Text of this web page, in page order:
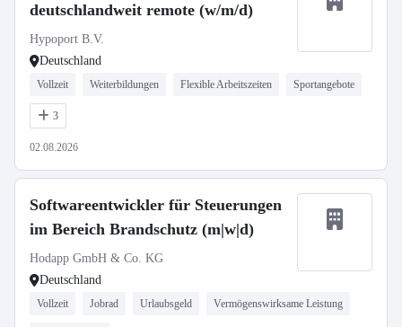
deutschlandweit remote (w/m/d)
Hypoport B.V.
Deutschland
Vollzeit Weiterbildungen Flexible Arbeitszeiten Sportangebote
3
02.08.2026
Softwareentwickler für Steuerungen
im Bereich Brandschutz (m|w|d)
Hodapp GmbH & Co. KG
Deutschland
Vollzeit Jobrad Urlaubsgeld Vermögenswirksame Leistung